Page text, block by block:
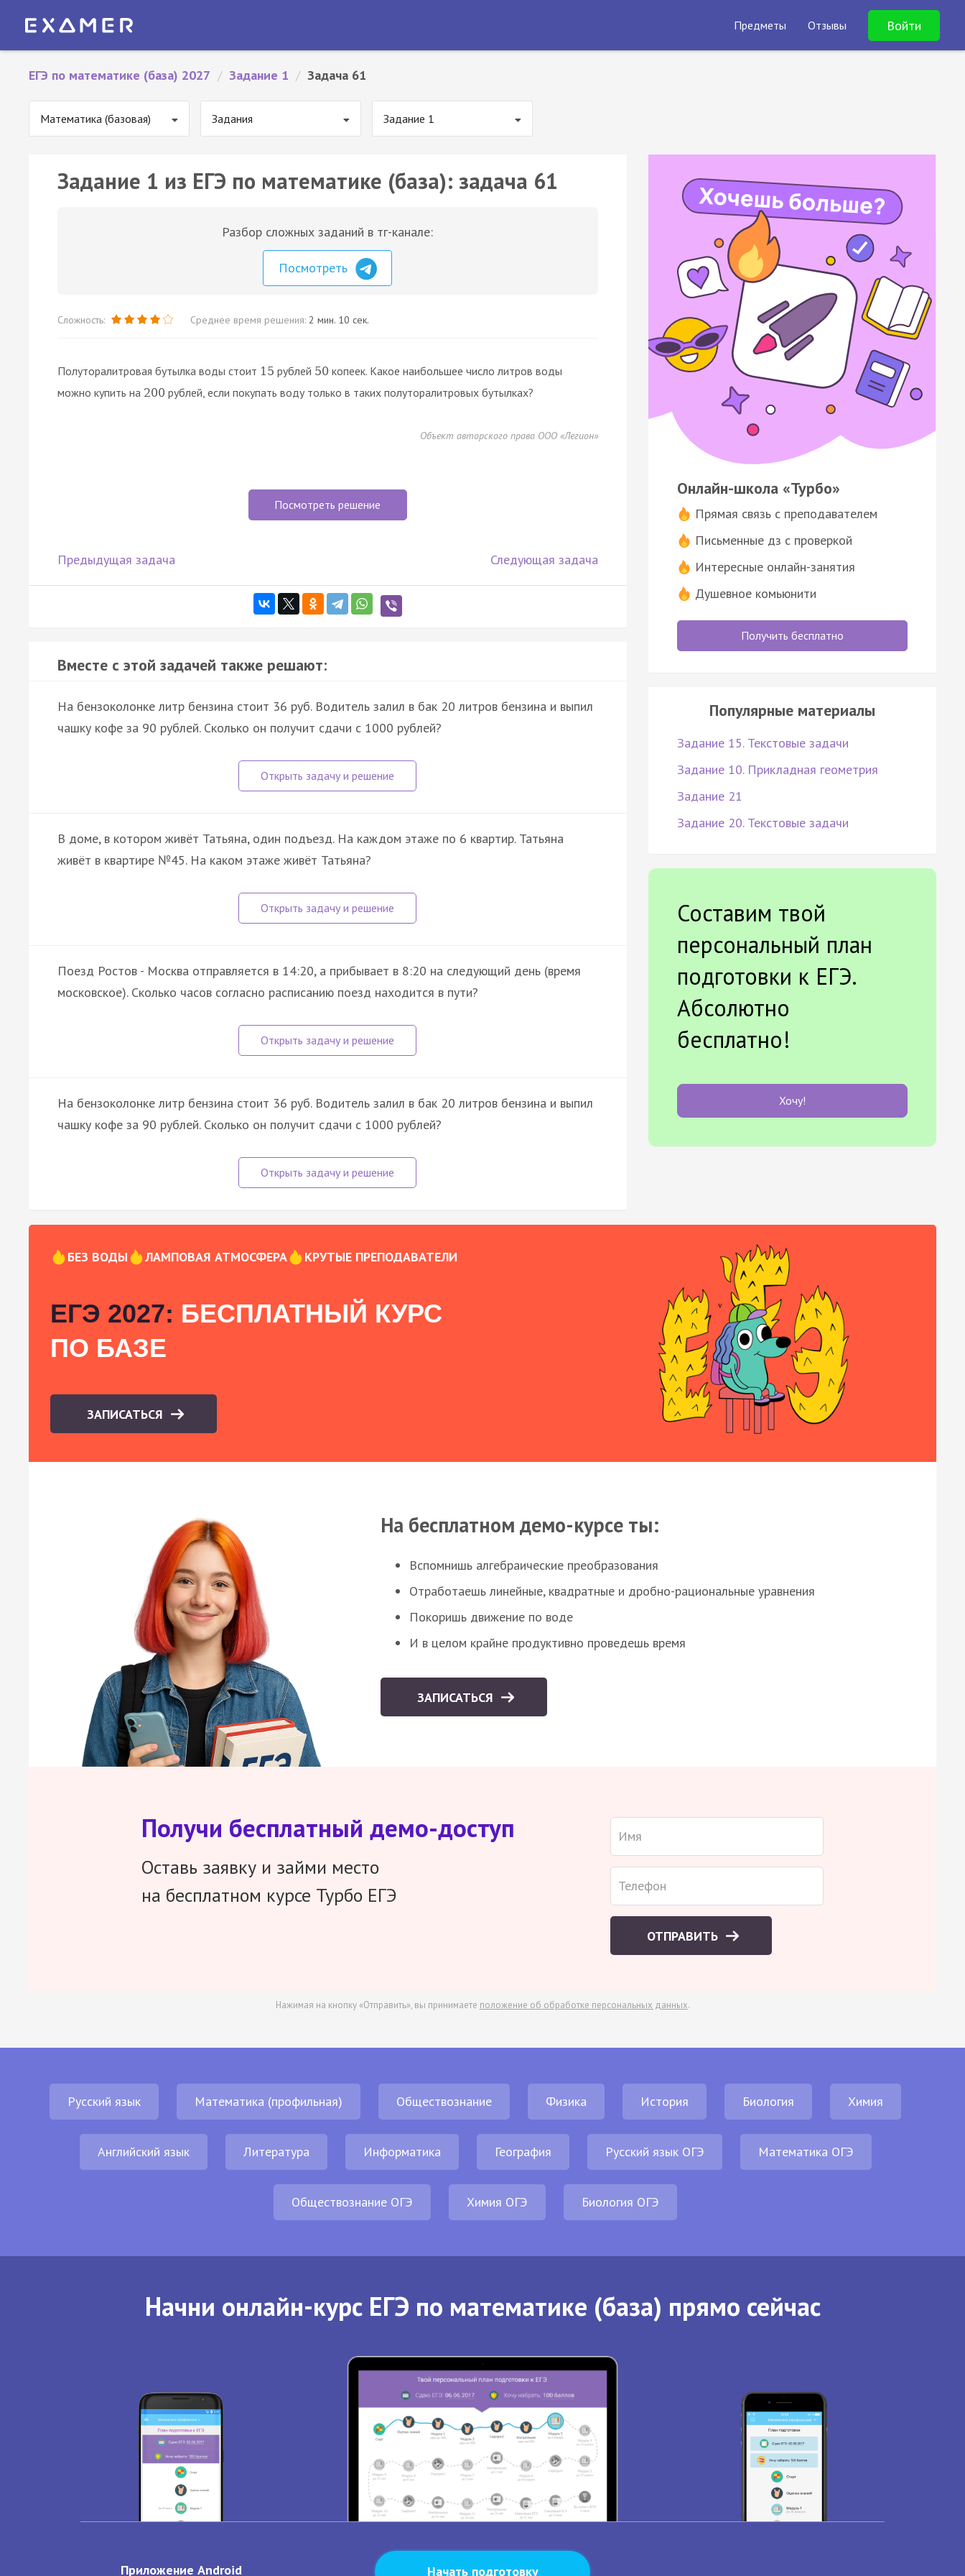
Предметы Отзывы Войти
ЕГЭ по математике (база) 2027 / Задание 1 / Задача 61
Математика (базовая) Задания Задание 1
Задание 1 из ЕГЭ по математике (база): задача 61
Разбор сложных заданий в тг-канале:
Посмотреть
Сложность: Среднее время решения: 2 мин. 10 сек.
Полуторалитровая бутылка воды стоит 15 рублей 50 копеек. Какое наибольшее число литров воды
можно купить на 200 рублей, если покупать воду только в таких полуторалитровых бутылках?
Объект авторского права ООО «Легион»
Посмотреть решение
Предыдущая задача Следующая задача
Вместе с этой задачей также решают:
На бензоколонке литр бензина стоит 36 руб. Водитель залил в бак 20 литров бензина и выпил
чашку кофе за 90 рублей. Сколько он получит сдачи с 1000 рублей?
В доме, в котором живёт Татьяна, один подъезд. На каждом этаже по 6 квартир. Татьяна
живёт в квартире №45. На каком этаже живёт Татьяна?
Поезд Ростов - Москва отправляется в 14:20, а прибывает в 8:20 на следующий день (время
московское). Сколько часов согласно расписанию поезд находится в пути?
На бензоколонке литр бензина стоит 36 руб. Водитель залил в бак 20 литров бензина и выпил
чашку кофе за 90 рублей. Сколько он получит сдачи с 1000 рублей?
Онлайн-школа «Турбо»
Прямая связь с преподавателем
Письменные дз с проверкой
Интересные онлайн-занятия
Душевное комьюнити
Получить бесплатно
Популярные материалы
Задание 15. Текстовые задачи
Задание 10. Прикладная геометрия
Задание 21
Задание 20. Текстовые задачи
Составим твой
персональный план
подготовки к ЕГЭ.
Абсолютно
бесплатно!
Хочу!
БЕЗ ВОДЫ ЛАМПОВАЯ АТМОСФЕРА КРУТЫЕ ПРЕПОДАВАТЕЛИ
ЕГЭ 2027: БЕСПЛАТНЫЙ КУРС
ПО БАЗЕ
ЗАПИСАТЬСЯ
На бесплатном демо-курсе ты:
Вспомнишь алгебраические преобразования
Отработаешь линейные, квадратные и дробно-рациональные уравнения
Покоришь движение по воде
И в целом крайне продуктивно проведешь время
ЗАПИСАТЬСЯ
Получи бесплатный демо-доступ
Оставь заявку и займи место
на бесплатном курсе Турбо ЕГЭ
ОТПРАВИТЬ
Нажимая на кнопку «Отправить», вы принимаете положение об обработке персональных данных.
Русский язык Математика (профильная) Обществознание Физика История Биология Химия
Английский язык Литература Информатика География Русский язык ОГЭ Математика ОГЭ
Обществознание ОГЭ Химия ОГЭ Биология ОГЭ
Начни онлайн-курс ЕГЭ по математике (база) прямо сейчас
Приложение Android Начать подготовку